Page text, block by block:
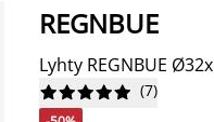
REGNBUE
Lyhty REGNBUE





 (7)